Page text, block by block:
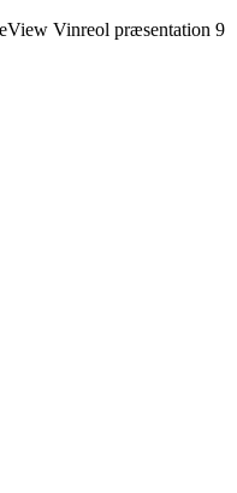
Vinreol præsentation 9